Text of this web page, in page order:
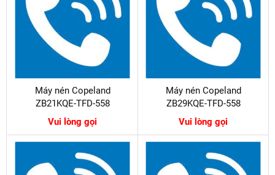
Máy nén Copeland
ZB21KQE-TFD-558
Vui lòng gọi
Máy nén Copeland
ZB29KQE-TFD-558
Vui lòng gọi